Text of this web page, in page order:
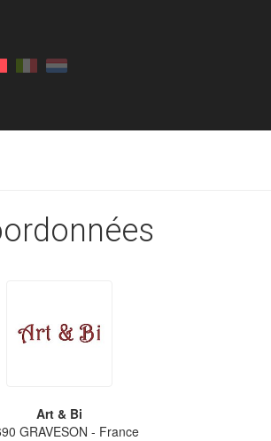
Art & Bi
GRAVESON - France